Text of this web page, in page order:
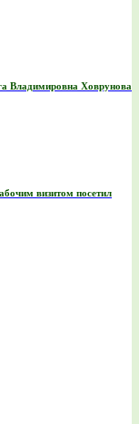
Владимировна Ховрунова
визитом посетил